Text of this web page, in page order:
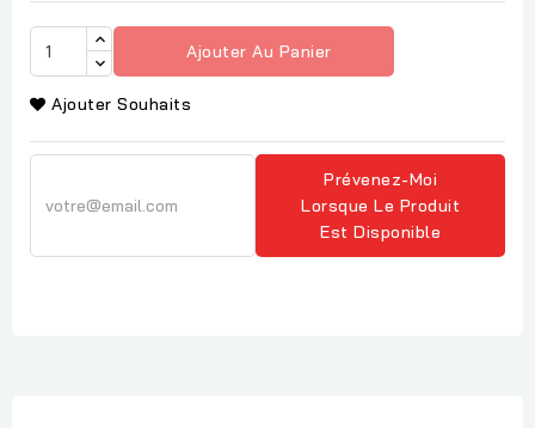
Ajouter Au Panier
Ajouter Souhaits
Prévenez-Moi
Lorsque Le Produit
Est Disponible